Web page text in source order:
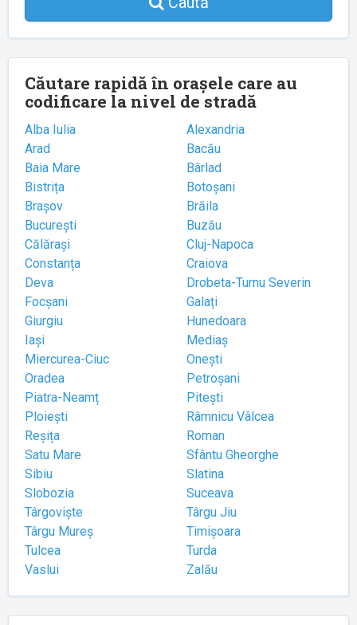
Căutare rapidă în orașele care au
codificare la nivel de stradă
Alba Iulia
Alexandria
Arad
Bacău
Baia Mare
Bârlad
Bistrița
Botoșani
Brașov
Brăila
București
Buzău
Călărași
Cluj-Napoca
Constanța
Craiova
Deva
Drobeta-Turnu Severin
Focșani
Galați
Giurgiu
Hunedoara
Iași
Mediaș
Miercurea-Ciuc
Onești
Oradea
Petroșani
Piatra-Neamț
Pitești
Ploiești
Râmnicu Vâlcea
Reșița
Roman
Satu Mare
Sfântu Gheorghe
Sibiu
Slatina
Slobozia
Suceava
Târgoviște
Târgu Jiu
Târgu Mureș
Timișoara
Tulcea
Turda
Vaslui
Zalău